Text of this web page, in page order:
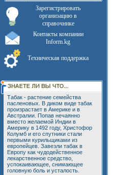
Зарегистрировать
организацию в
справочнике
Контакты компании
Inform.kg
Техническая поддержка
Табак - растение семейства
пасленовых. В диком виде табак
произрастает в Америке и в
Австралии. Попав нечаянно
вместо желаемой Индии в
Америку в 1492 году, Христофор
Колумб и его спутники стали
первыми курильщиками из
европейцев. Завезли табак в
Европу как чудодейственное
лекарственное средство,
успокаивающее, снимающее
головную боль и усталость.